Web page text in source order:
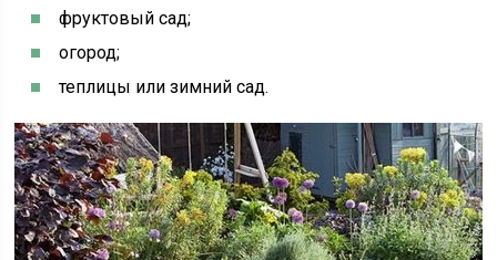
фруктовый сад;
огород;
теплицы или зимний сад.